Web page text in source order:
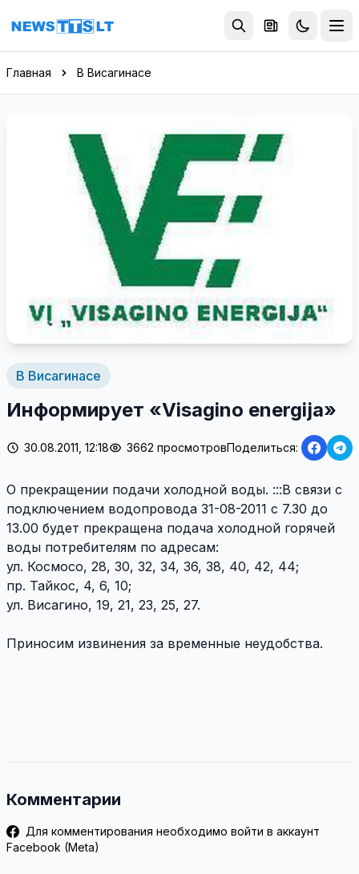
Перейти к содержимому
Главная В Висагинасе
В Висагинасе
Информирует «Visagino energija»
30.08.2011, 12:18 3662 просмотровПоделиться:
О прекращении подачи холодной воды. :::В связи с
подключением водопровода 31-08-2011 с 7.30 до
13.00 будет прекращена подача холодной горячей
воды потребителям по адресам:
ул. Космосо, 28, 30, 32, 34, 36, 38, 40, 42, 44;
пр. Тайкос, 4, 6, 10;
ул. Висагино, 19, 21, 23, 25, 27.
Приносим извинения за временные неудобства.
Комментарии
Для комментирования необходимо войти в аккаунт
Facebook (Meta)